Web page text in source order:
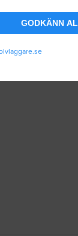
GODKÄNN
och